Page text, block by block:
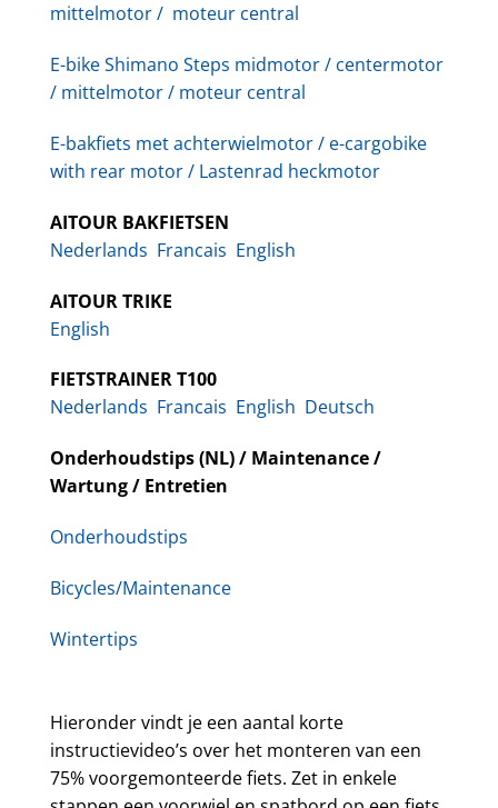
mittelmotor / moteur central
E-bike Shimano Steps midmotor / centermotor
/ mittelmotor / moteur central
E-bakfiets met achterwielmotor / e-cargobike
with rear motor / Lastenrad heckmotor
AITOUR BAKFIETSEN
Nederlands Francais English
AITOUR TRIKE
English
FIETSTRAINER T100
Nederlands Francais English Deutsch
Onderhoudstips (NL) / Maintenance /
Wartung / Entretien
Onderhoudstips
Bicycles/Maintenance
Wintertips
Hieronder vindt je een aantal korte
instructievideo’s over het monteren van een
75% voorgemonteerde fiets. Zet in enkele